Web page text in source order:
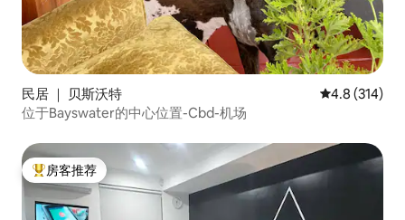
民居 ｜ 贝斯沃特 平均评分 4.8
4.8 (314)
位于Bayswater的中心位置-Cbd-机场
热门「房客推荐」
房客推荐